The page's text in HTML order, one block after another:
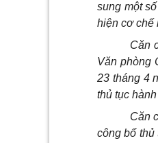
sung một
hiện cơ chế
Căn
Văn phòng
23 tháng 4
thủ tục
Căn
công bố